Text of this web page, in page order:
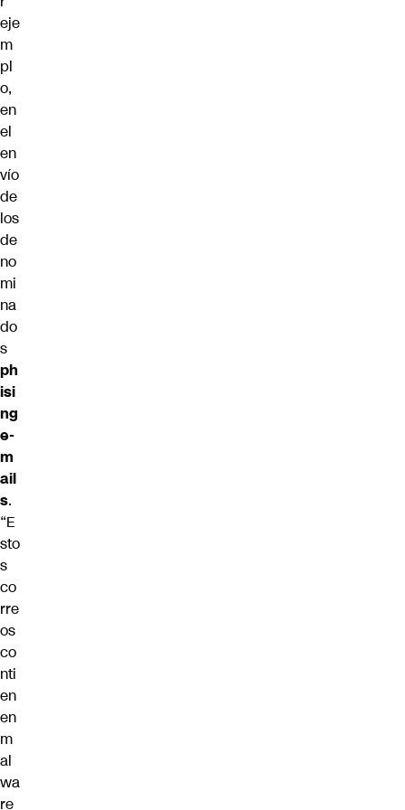
eje
m
pl
o,
en
el
en
vío
de
los
de
no
mi
na
do
s
ph
isi
ng
e-
m
ail
s.
“E
sto
s
co
rre
os
co
nti
en
en
m
al
wa
re